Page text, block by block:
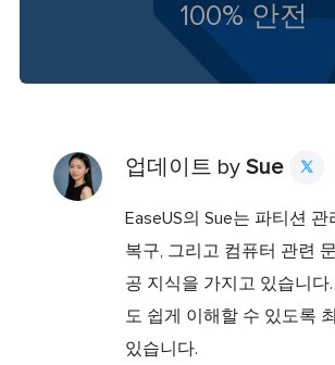
100% 안전
업데이트 by Sue 
EaseUS의 Sue는 파티션 관
복구, 그리고 컴퓨터 관련
공 지식을 가지고 있습니다
도 쉽게 이해할 수 있도록
있습니다.